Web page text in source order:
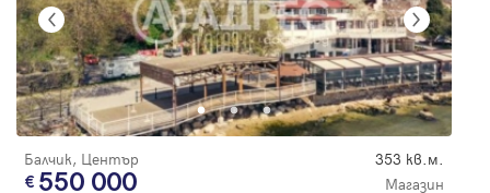
Балчик, Център 353 кв.м.
550 000 Магазин